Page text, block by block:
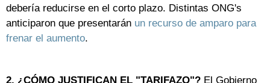
debería reducirse en el corto plazo. Distintas ONG's
anticiparon que presentarán un recurso de amparo para
frenar el aumento.
2. ¿CÓMO JUSTIFICAN EL "TARIFAZO"? El Gobierno